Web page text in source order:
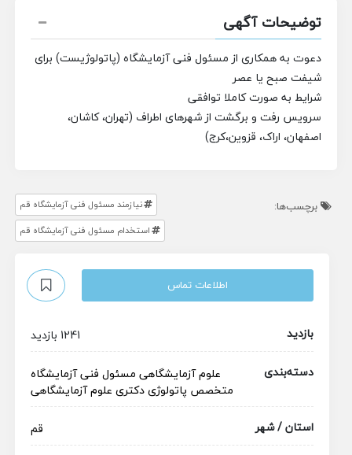
توضیحات آگهی
دعوت به همکاری از مسئول فنی آزمایشگاه (پاتولوژیست) برای
شیفت صبح یا عصر
شرایط به صورت کاملا توافقی
سرویس رفت و برگشت از شهرهای اطراف (تهران، کاشان،
اصفهان، اراک، قزوین،کرج)
برچسب‌ها:
نیازمند مسئول فنی آزمایشگاه‌ قم
استخدام مسئول فنی آزمایشگاه‌ قم
اطلاعات تماس
بازدید
1241 بازدید
دسته‌بندی
علوم آزمایشگاهی مسئول فنی آزمایشگاه
متخصص پاتولوژیدکتری علوم آزمایشگاهی
استان / شهر
قم